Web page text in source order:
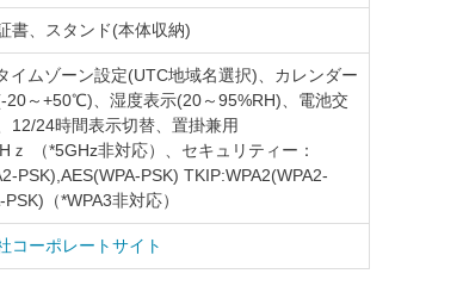
書、スタンド(本体収納)
イムゾーン設定(UTC地域名選択)、カレンダー
20～+50℃)、湿度表示(20～95%RH)、電池交
12/24時間表示切替、置掛兼用
ｚ （*5GHz非対応）、セキュリティー：
PSK),AES(WPA-PSK) TKIP:WPA2(WPA2-
（*WPA3非対応）
コーポレートサイト